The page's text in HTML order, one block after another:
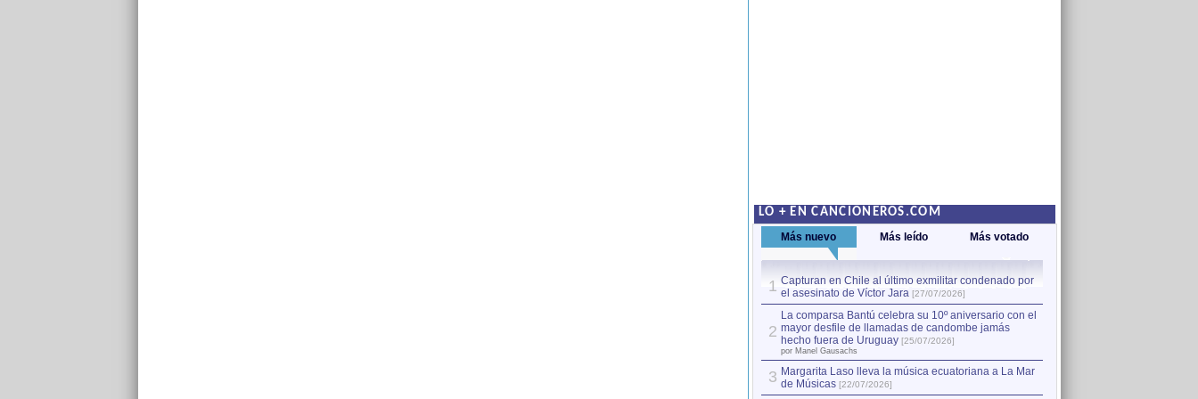
LO + EN CANCIONEROS.COM
Más nuevo Más leído Más votado
1 Capturan en Chile al último exmilitar condenado por
el asesinato de Víctor Jara [27/07/2026]
2
La comparsa Bantú celebra su 10º aniversario con el
mayor desfile de llamadas de candombe jamás
hecho fuera de Uruguay [25/07/2026]
por Manel Gausachs
3 Margarita Laso lleva la música ecuatoriana a La Mar
de Músicas [22/07/2026]